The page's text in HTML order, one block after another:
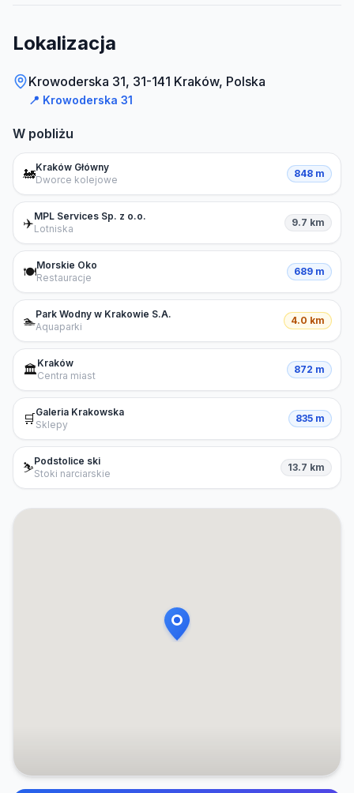
Lokalizacja
Krowoderska 31, 31-141 Kraków, Polska
📍 Krowoderska 31
W pobliżu
🚂Kraków Główny
Dworce kolejowe
848 m
✈️MPL Services Sp. z o.o.
Lotniska
9.7 km
🍽️Morskie Oko
Restauracje
689 m
🏊Park Wodny w Krakowie S.A.
Aquaparki
4.0 km
🏛️Kraków
Centra miast
872 m
🛒Galeria Krakowska
Sklepy
835 m
⛷️Podstolice ski
Stoki narciarskie
13.7 km